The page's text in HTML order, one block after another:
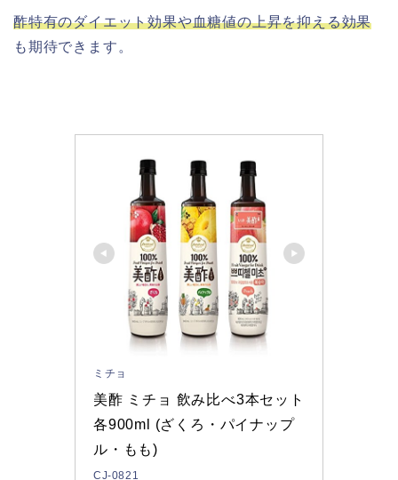
酢特有のダイエット効果や血糖値の上昇を抑える効果
も期待できます。
ミチョ
美酢 ミチョ 飲み比べ3本セット
各900ml (ざくろ・パイナップ
ル・もも)
CJ-0821